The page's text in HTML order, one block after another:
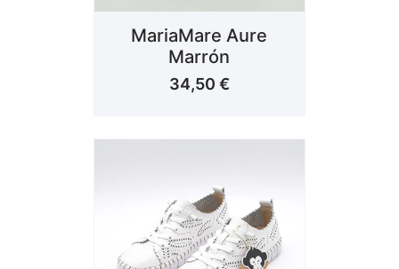
MariaMare Aure
Marrón
34,50 €